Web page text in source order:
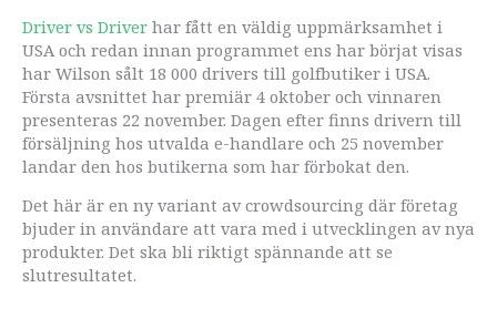
Driver vs Driver har fått en väldig uppmärksamhet i
USA och redan innan programmet ens har börjat visas
har Wilson sålt 18 000 drivers till golfbutiker i USA.
Första avsnittet har premiär 4 oktober och vinnaren
presenteras 22 november. Dagen efter finns drivern till
försäljning hos utvalda e-handlare och 25 november
landar den hos butikerna som har förbokat den.
Det här är en ny variant av crowdsourcing där företag
bjuder in användare att vara med i utvecklingen av nya
produkter. Det ska bli riktigt spännande att se
slutresultatet.